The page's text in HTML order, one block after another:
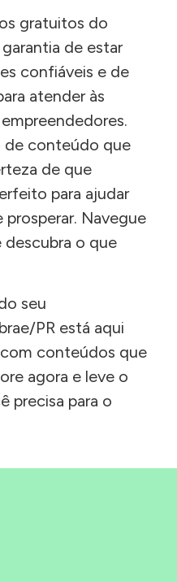
gratuitos do
de estar
confiáveis e de
atender às
de conteúdo que
de que
para ajudar
Navegue
descubra o que
seu
PR está aqui
com conteúdos que
agora e leve o
precisa para o